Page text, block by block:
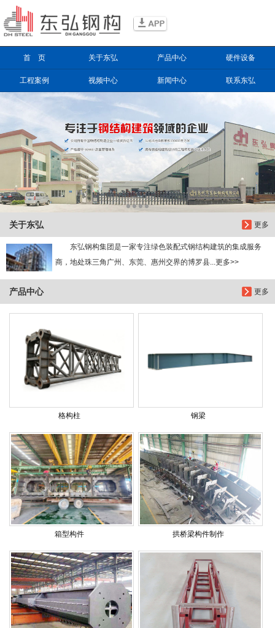
首 页 关于东弘 产品中心 硬件设备
工程案例 视频中心 新闻中心 联系东弘
更多
关于东弘
东弘钢构集团是一家专注绿色装配式钢结构建筑的集成服务
商，地处珠三角广州、东莞、惠州交界的博罗县...更多>>
更多
产品中心
格构柱 钢梁
箱型构件 拱桥梁构件制作
信息搜索